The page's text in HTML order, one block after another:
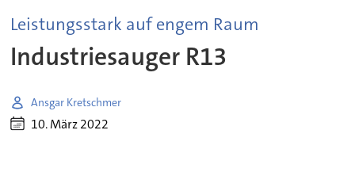
Leistungsstark auf engem Raum
Industriesauger R13
Ansgar Kretschmer
10. März 2022